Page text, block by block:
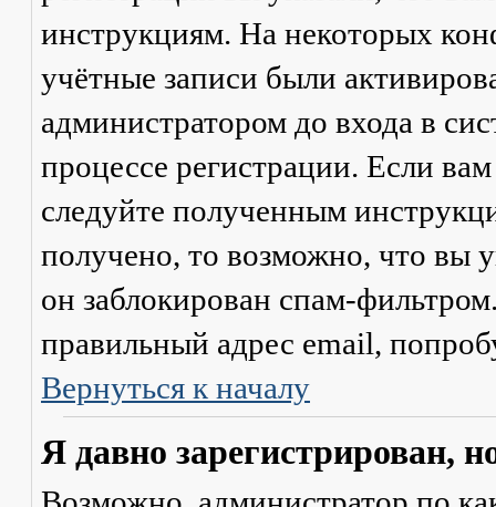
инструкциям. На некоторых
учётные записи были
администратором до входа в
процессе регистрации. Если
следуйте полученным
получено, то возможно, что вы
он заблокирован спам-
правильный адрес email,
Вернуться к началу
Я давно зарегистрирован,